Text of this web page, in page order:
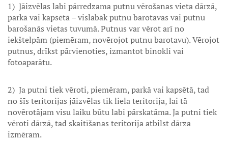
1) Jāizvēlas labi pārredzama putnu vērošanas vieta dārzā,
parkā vai kapsētā – vislabāk putnu barotavas vai putnu
barošanās vietas tuvumā. Putnus var vērot arī no
iekštelpām (piemēram, novērojot putnu barotavu). Vērojot
putnus, drīkst pārvienoties, izmantot binokli vai
fotoaparātu.
2) Ja putni tiek vēroti, piemēram, parkā vai kapsētā, tad
no šīs teritorijas jāizvēlas tik liela teritorija, lai tā
novērotājam visu laiku būtu labi pārskatāma. Ja putni tiek
vēroti dārzā, tad skaitīšanas teritorija atbilst dārza
izmēram.